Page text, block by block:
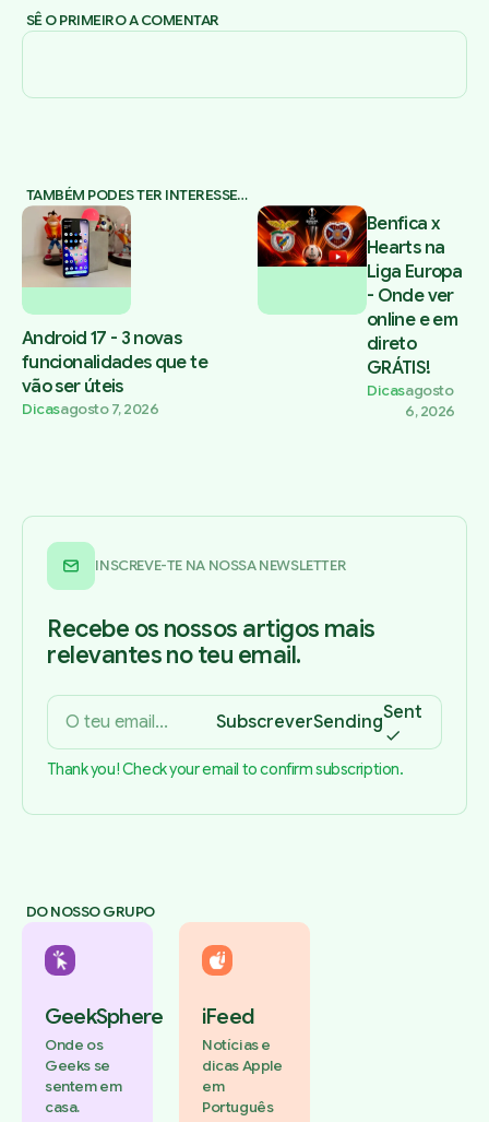
SÊ O PRIMEIRO A COMENTAR
TAMBÉM PODES TER INTERESSE…
Android 17 - 3 novas
funcionalidades que te
vão ser úteis
Dicasagosto 7, 2026
Benfica x
Hearts na
Liga Europa
- Onde ver
online e em
direto
GRÁTIS!
Dicasagosto
6, 2026
INSCREVE-TE NA NOSSA NEWSLETTER
Recebe os nossos artigos mais
relevantes no teu email.
SubscreverSendingSent
Thank you! Check your email to confirm subscription.
DO NOSSO GRUPO
GeekSphere
Onde os
Geeks se
sentem em
casa.
iFeed
Notícias e
dicas Apple
em
Português